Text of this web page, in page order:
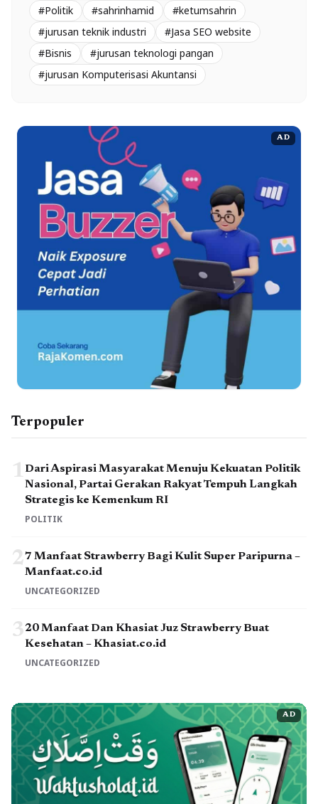
#Politik
#sahrinhamid
#ketumsahrin
#jurusan teknik industri
#Jasa SEO website
#Bisnis
#jurusan teknologi pangan
#jurusan Komputerisasi Akuntansi
AD
Terpopuler
1 Dari Aspirasi Masyarakat Menuju Kekuatan Politik
Nasional, Partai Gerakan Rakyat Tempuh Langkah
Strategis ke Kemenkum RI
POLITIK
27 Manfaat Strawberry Bagi Kulit Super Paripurna –
Manfaat.co.id
UNCATEGORIZED
320 Manfaat Dan Khasiat Juz Strawberry Buat
Kesehatan – Khasiat.co.id
UNCATEGORIZED
AD